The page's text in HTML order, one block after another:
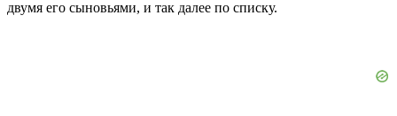
двумя его сыновьями, и так далее по списку.